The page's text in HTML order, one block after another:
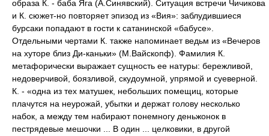
образа К. - баба Яга (А.Синявский). Ситуация встречи Чичикова
и К. сюжет-но повторяет эпизод из «Вия»: заблудившиеся
бурсаки попадают в гости к сатанинской «бабусе».
Отдельными чертами К. также напоминает ведьм из «Вечеров
на хуторе близ Ди-каньки» (М.Вайскопф). Фамилия К.
метафорически выражает сущность ее натуры: бережливой,
недоверчивой, боязливой, скудоумной, упрямой и суеверной.
К. - «одна из тех матушек, небольших помещиц, которые
плачутся на неурожай, убытки и держат голову несколько
набок, а между тем набирают понемногу деньжонок в
пестрядевые мешочки ... В один ... целковики, в другой